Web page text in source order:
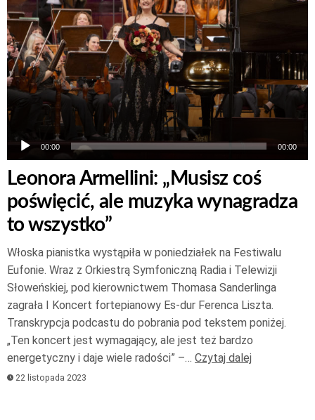
dźwiękowych
00:00 00:00
Leonora Armellini: „Musisz coś
poświęcić, ale muzyka wynagradza
to wszystko”
Włoska pianistka wystąpiła w poniedziałek na Festiwalu
Eufonie. Wraz z Orkiestrą Symfoniczną Radia i Telewizji
Słoweńskiej, pod kierownictwem Thomasa Sanderlinga
zagrała I Koncert fortepianowy Es-dur Ferenca Liszta.
Transkrypcja podcastu do pobrania pod tekstem poniżej.
„Ten koncert jest wymagający, ale jest też bardzo
energetyczny i daje wiele radości” –… Czytaj dalej
22 listopada 2023